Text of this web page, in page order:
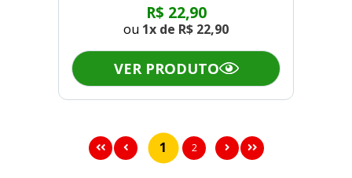
R$ 22,90
ou 1x de R$ 22,90
VER PRODUTO
1 2